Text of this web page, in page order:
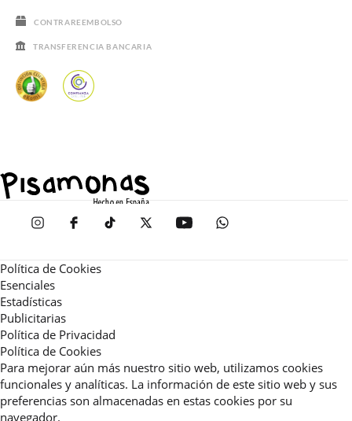
CONTRAREEMBOLSO
TRANSFERENCIA BANCARIA
Política de Cookies
Esenciales
Estadísticas
Publicitarias
Política de Privacidad
Política de Cookies
Para mejorar aún más nuestro sitio web, utilizamos cookies
funcionales y analíticas. La información de este sitio web y sus
preferencias son almacenadas en estas cookies por su
navegador.